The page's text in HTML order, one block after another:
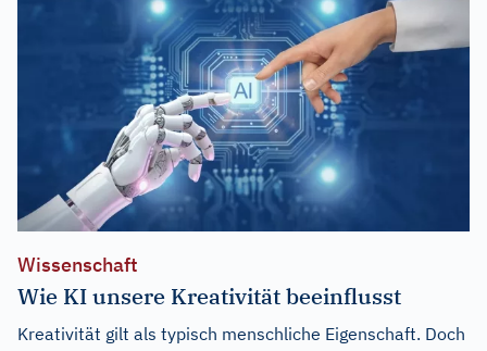
Wissenschaft
Wie KI unsere Kreativität beeinflusst
Kreativität gilt als typisch menschliche Eigenschaft. Doch